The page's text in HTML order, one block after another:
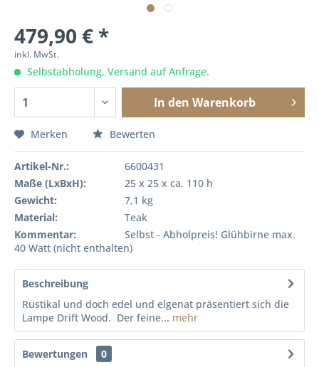
479,90 € *
inkl. MwSt.
Selbstabholung, Versand auf Anfrage.
In den Warenkorb
Merken Bewerten
Artikel-Nr.:
6600431
Maße (LxBxH):
25 x 25 x ca. 110 h
Gewicht:
7,1 kg
Material:
Teak
Kommentar:
Selbst - Abholpreis! Glühbirne max.
40 Watt (nicht enthalten)
Beschreibung
Rustikal und doch edel und elgenat präsentiert sich die
Lampe Drift Wood. Der feine... mehr
Bewertungen
0